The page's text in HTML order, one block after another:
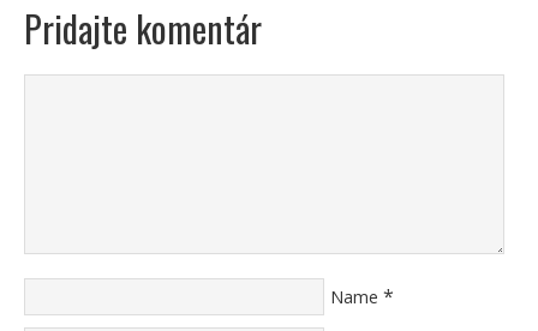
Pridajte komentár
Name *